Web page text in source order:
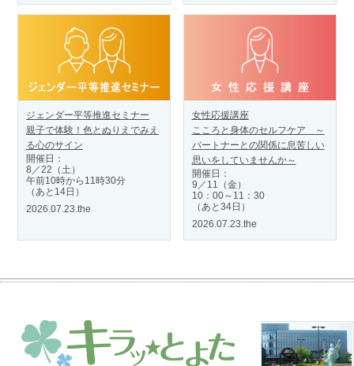
ジェンダー平等推進セミナー
親子で体験！色とぬりえでみえ
る心のサイン
開催日：
8／22（土）
午前10時から11時30分
（あと14日）
2026.07.23.the
女性応援講座
こころと身体のセルフケア ～
パートナーとの関係に息苦しい
思いをしていませんか～
開催日：
9／11（金）
10：00～11：30
（あと34日）
2026.07.23.the